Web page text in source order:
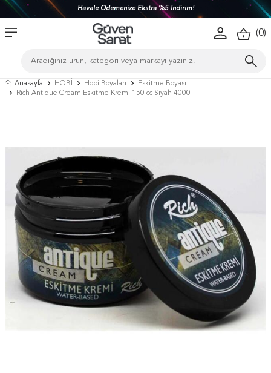
Havale Ödemenize Ekstra %5 İndirim!
(0)
Anasayfa HOBİ Hobi Boyaları
Eskitme Boyası
Rich Antique Cream Eskitme Kremi 150 cc Siyah 4000